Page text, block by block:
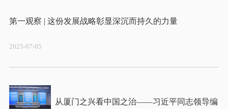
第一观察 | 这份发展战略彰显深沉而持久的力量
2025-07-05
从厦门之兴看中国之治——习近平同志领导编